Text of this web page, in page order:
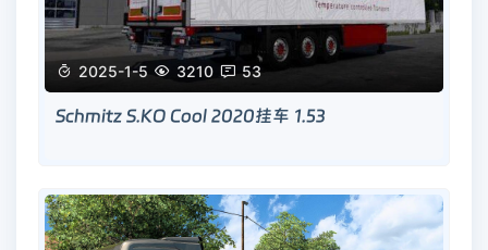
 2025-1-5  3210  53
Schmitz S.KO Cool 2020挂车 1.53